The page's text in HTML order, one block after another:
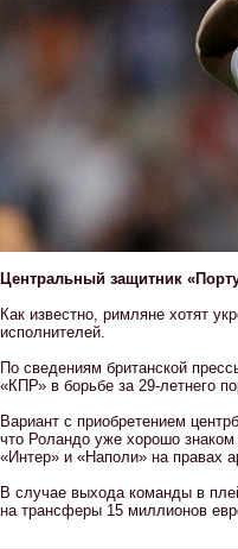
Центральный защитник
Как известно, римляне хотят
исполнителей.
По сведениям британской
«КПР» в борьбе за 29-летнего
Вариант с приобретением
что Роландо уже хорошо
«Интер» и «Наполи» на правах
В случае выхода команды в
на трансферы 15 миллионов